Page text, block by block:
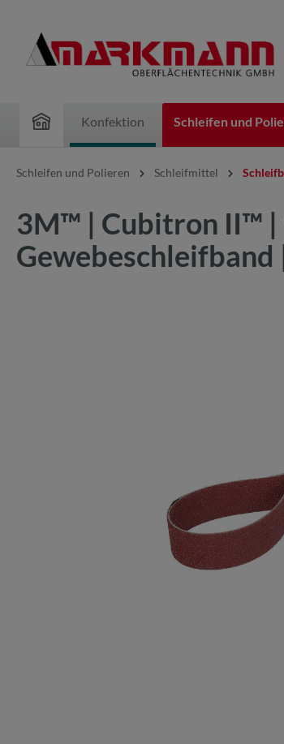
Konfektion Schleifen und
Schleifen und Polieren Schleifmittel
3M™ | Cubitron II™ |